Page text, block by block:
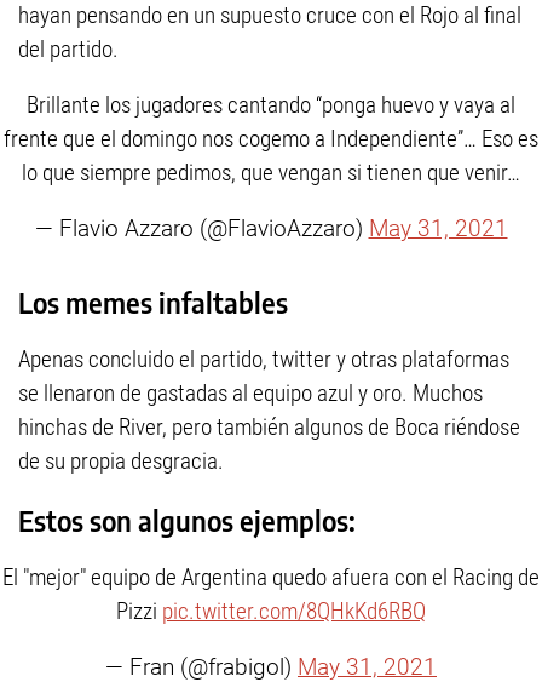
hayan pensando en un supuesto cruce con el Rojo al final
del partido.
Brillante los jugadores cantando “ponga huevo y vaya al
frente que el domingo nos cogemo a Independiente”… Eso es
lo que siempre pedimos, que vengan si tienen que venir…
— Flavio Azzaro (@FlavioAzzaro) May 31, 2021
Los memes infaltables
Apenas concluido el partido, twitter y otras plataformas
se llenaron de gastadas al equipo azul y oro. Muchos
hinchas de River, pero también algunos de Boca riéndose
de su propia desgracia.
Estos son algunos ejemplos:
El "mejor" equipo de Argentina quedo afuera con el Racing de
Pizzi pic.twitter.com/8QHkKd6RBQ
— Fran (@frabigol) May 31, 2021